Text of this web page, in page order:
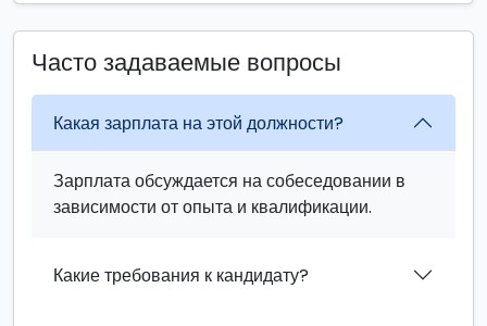
Часто задаваемые вопросы
Какая зарплата на этой должности?
Зарплата обсуждается на собеседовании в
зависимости от опыта и квалификации.
Какие требования к кандидату?